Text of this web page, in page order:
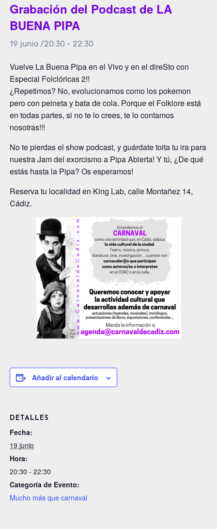
Grabación del Podcast de LA
BUENA PIPA
19 junio /20:30 - 22:30
Vuelve La Buena Pipa en el Vivo y en el direSto con
Especial Folclóricas 2!!
¿Repetimos? No, evolucionamos como los pokemon
pero con peineta y bata de cola. Porque el Folklore está
en todas partes, si no te lo crees, te lo contamos
nosotras!!!
No te pierdas el show podcast, y guárdate toita tu ira para
nuestra Jam del exorcismo a Pipa Abierta! Y tú, ¿De qué
estás hasta la Pipa? Os esperamos!
Reserva tu localidad en King Lab, calle Montañez 14,
Cádiz.
Añadir al calendario
DETALLES
Fecha:
19 junio
Hora:
20:30 - 22:30
Categoría de Evento:
Mucho más que carnaval